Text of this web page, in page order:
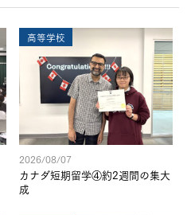
高等学校
2026/08/07
カナダ短期留学④約2週間の集大
成